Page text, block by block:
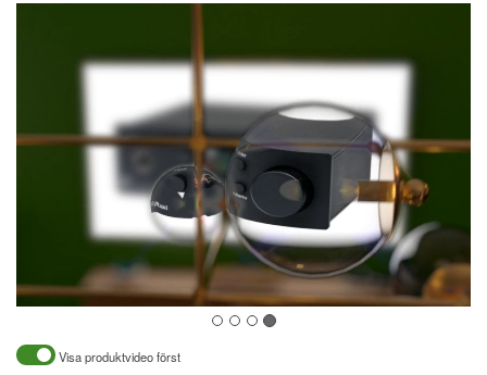
Visa produktvideo först